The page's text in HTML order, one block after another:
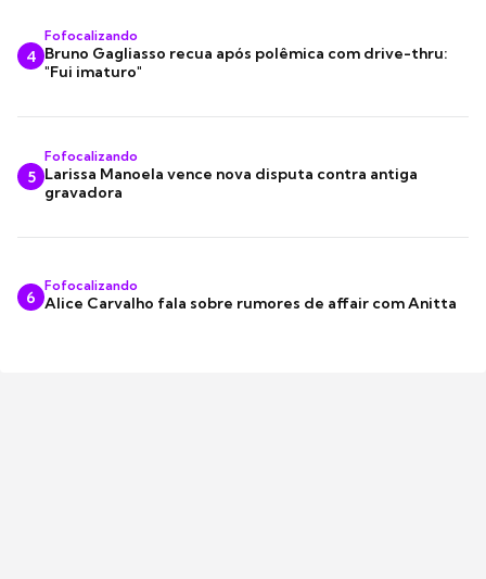
4
Fofocalizando
Bruno Gagliasso recua após polêmica com drive-thru:
"Fui imaturo"
5
Fofocalizando
Larissa Manoela vence nova disputa contra antiga
gravadora
6
Fofocalizando
Alice Carvalho fala sobre rumores de affair com Anitta